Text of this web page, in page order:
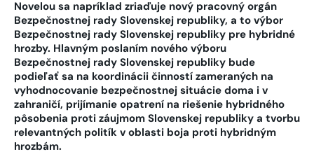
Novelou sa napríklad zriaďuje nový pracovný orgán
Bezpečnostnej rady Slovenskej republiky, a to výbor
Bezpečnostnej rady Slovenskej republiky pre hybridné
hrozby. Hlavným poslaním nového výboru
Bezpečnostnej rady Slovenskej republiky bude
podieľať sa na koordinácii činností zameraných na
vyhodnocovanie bezpečnostnej situácie doma i v
zahraničí, prijímanie opatrení na riešenie hybridného
pôsobenia proti záujmom Slovenskej republiky a tvorbu
relevantných politík v oblasti boja proti hybridným
hrozbám.